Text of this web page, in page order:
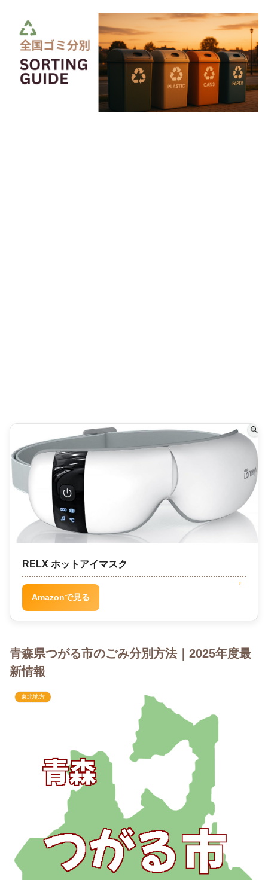
RELX ホットアイマスク
Amazonで見る
青森県つがる市のごみ分別方法｜2025年度最
新情報
東北地方